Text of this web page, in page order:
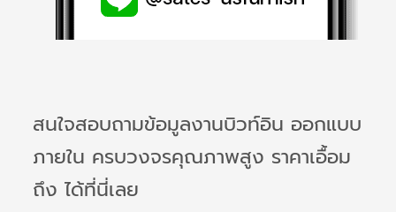
สนใจสอบถามข้อมูลงานบิวท์อิน ออกแบบ
ภายใน ครบวงจรคุณภาพสูง ราคาเอื้อม
ถึง ได้ที่นี่เลย